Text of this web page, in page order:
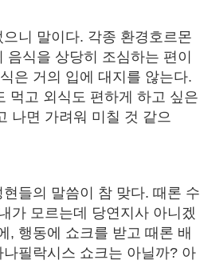
니 말이다. 각종 환경호르몬
식을 상당히 조심하는 편이
은 거의 입에 대지를 않는다.
먹고 외식도 편하게 하고 싶은
나면 가려워 미칠 것 같으
들의 말씀이 참 맞다. 때론 수
가 모르는데 당연지사 아니겠
, 행동에 쇼크를 받고 때론 배
필락시스 쇼크는 아닐까? 아